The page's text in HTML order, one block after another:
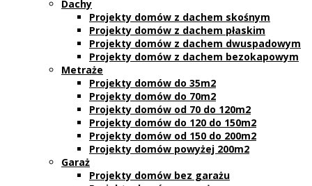
Dachy
Projekty domów z dachem skośnym
Projekty domów z dachem płaskim
Projekty domów z dachem dwuspadowym
Projekty domów z dachem bezokapowym
Metraże
Projekty domów do 35m2
Projekty domów do 70m2
Projekty domów od 70 do 120m2
Projekty domów do 120 do 150m2
Projekty domów od 150 do 200m2
Projekty domów powyżej 200m2
Garaż
Projekty domów bez garażu